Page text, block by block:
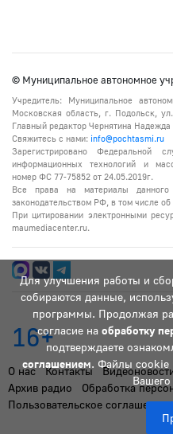
Для улучшения работы и
собираются данные,
программы. Продолжая
согласие на обработку
подтверждаете
соглашением. Файлы cookie
Вашего
© Муниципальное автономное
Учредитель: Муниципальное
Московская область, г. Подольск,
Главный редактор Чернятина Надежда
Свяжитесь с нами: info@pochtasmi.ru
Зарегистрировано
информационных технологий и
номер ФС 77-75852 от 24.05.2019г.
Все права на материалы
законодательством РФ, в том числе
При цитировании электронными
maumediacenter.ru.
16+
О нас Контакты
Архив радио
Обработка
Пользовательское соглашение